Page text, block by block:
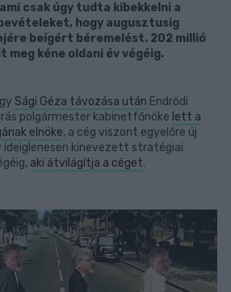
csak úgy tudta kibekkelni a
hogy augusztusig
beígért béremelést. 202 millió
meg kéne oldani év végéig.
Sági Géza távozása után Endrődi
polgármester kabinetfőnöke lett a
elnöke, a cég viszont egyelőre új
kinevezett stratégiai
aki átvilágítja a céget.